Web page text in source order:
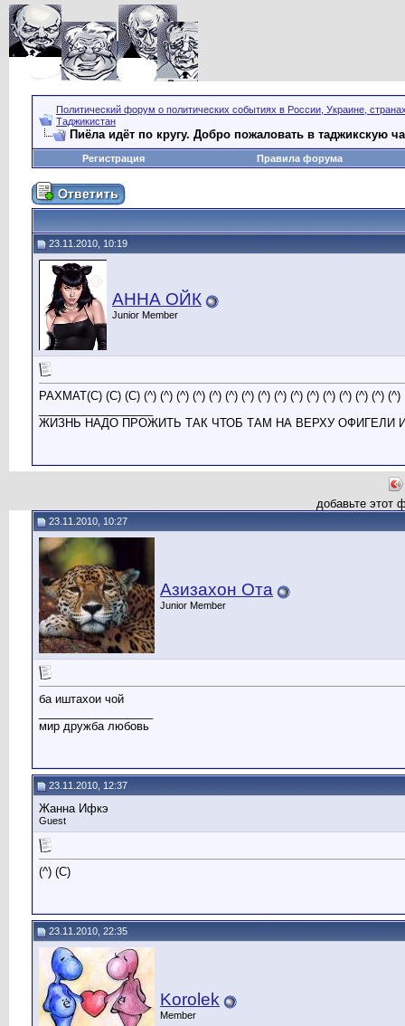
Политический форум о политических событиях в России, Украине,
Таджикистан
Пиёла идёт по кругу. Добро пожаловать в таджикскую
Регистрация Правила форума
23.11.2010, 10:19
АННА ОЙК
Junior Member
РАХМАТ(C) (C) (C) (^) (^) (^) (^) (^) (^) (^) (^) (^) (^) (^) (^) (^) (^) (^) (^)
ЖИЗНЬ НАДО ПРОЖИТЬ ТАК ЧТОБ ТАМ НА ВЕРХУ ОФИГЕЛИ
добавьте этот
23.11.2010, 10:27
Азизахон Ота
Junior Member
ба иштахои чой
мир дружба любовь
23.11.2010, 12:37
Жанна Ифкэ
Guest
(^) (C)
23.11.2010, 22:35
Korolek
Member